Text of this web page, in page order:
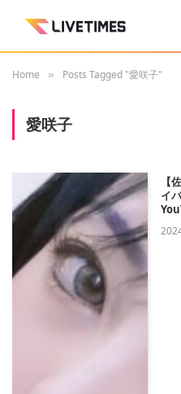
Home » Posts Tagged "愛咲子"
愛咲子
【
イ